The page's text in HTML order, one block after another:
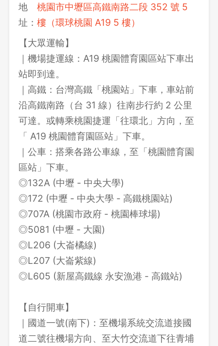
地
址：
桃園市中壢區高鐵南路二段 352 號 5
樓（環球桃園 A19 5 樓）
【大眾運輸】
｜機場捷運線：A19 桃園體育園區站下車出
站即到達。
｜高鐵：台灣高鐵「桃園站」下車，車站前
沿高鐵南路（台 31 線）往南步行約 2 公里
可達。或轉乘桃園捷運「往環北」方向，至
「 A19 桃園體育園區站」下車。
｜公車：搭乘各路公車線，至「桃園體育園
區站」下車。
◎132A (中壢 - 中央大學)
◎172 (中壢 - 中央大學 - 高鐵桃園站)
◎707A (桃園市政府 - 桃園棒球場)
◎5081 (中壢 - 大園)
◎L206 (大崙橘線)
◎L207 (大崙紫線)
◎L605 (新屋高鐵線 永安漁港 - 高鐵站)
【自行開車】
｜國道一號(南下)：至機場系統交流道接國
道二號往機場方向、至大竹交流道下往青埔